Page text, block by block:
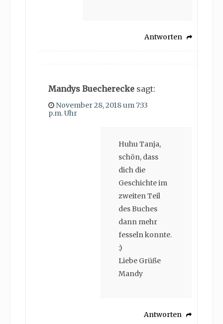
Antworten
Mandys Buecherecke sagt:
November 28, 2018 um 7:33
p.m. Uhr
Huhu Tanja,
schön, dass
dich die
Geschichte im
zweiten Teil
des Buches
dann mehr
fesseln konnte.
:)
Liebe Grüße
Mandy
Antworten